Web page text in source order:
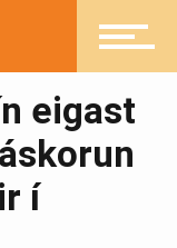
eigast
í